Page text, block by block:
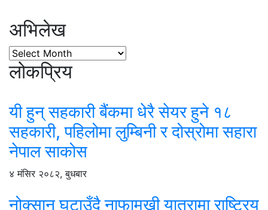
अभिलेख
लोकप्रिय
यी हुन् सहकारी बैंकमा धेरै सेयर हुने १८
सहकारी, पहिलोमा लुम्बिनी र दोस्रोमा सहारा
नेपाल साकोस
४ मंसिर २०८२, बुधबार
नोक्सान घटाउँदै नाफामुखी यात्रामा राष्ट्रिय